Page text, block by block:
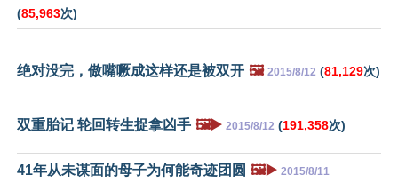
(85,963次)
绝对没完，傲嘴噘成这样还是被双开 🖼️ 2015/8/12 (81,129次)
双重胎记 轮回转生捉拿凶手 🖼️▶️ 2015/8/12 (191,358次)
41年从未谋面的母子为何能奇迹团圆 🖼️▶️ 2015/8/11